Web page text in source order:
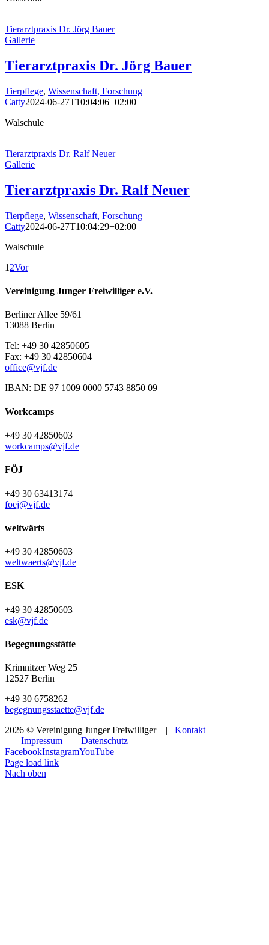
Tierarztpraxis Dr. Jörg Bauer
Gallerie
Tierarztpraxis Dr. Jörg Bauer
Tierpflege, Wissenschaft, Forschung
Catty2024-06-27T10:04:06+02:00
Walschule
Tierarztpraxis Dr. Ralf Neuer
Gallerie
Tierarztpraxis Dr. Ralf Neuer
Tierpflege, Wissenschaft, Forschung
Catty2024-06-27T10:04:29+02:00
Walschule
1 2Vor
Vereinigung Junger Freiwilliger e.V.
Berliner Allee 59/61
13088 Berlin
Tel: +49 30 42850605
Fax: +49 30 42850604
office@vjf.de
IBAN: DE 97 1009 0000 5743 8850 09
Workcamps
+49 30 42850603
workcamps@vjf.de
FÖJ
+49 30 63413174
foej@vjf.de
weltwärts
+49 30 42850603
weltwaerts@vjf.de
ESK
+49 30 42850603
esk@vjf.de
Begegnungsstätte
Krimnitzer Weg 25
12527 Berlin
+49 30 6758262
begegnungsstaette@vjf.de
2026 © Vereinigung Junger Freiwilliger | Kontakt
| Impressum | Datenschutz
FacebookInstagramYouTube
Page load link
Nach oben